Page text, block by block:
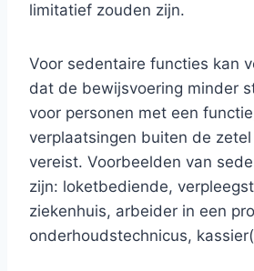
limitatief zouden zijn.
Voor sedentaire functies kan
dat de bewijsvoering minder
voor personen met een
verplaatsingen buiten de
vereist. Voorbeelden van
zijn: loketbediende,
ziekenhuis, arbeider in een
onderhoudstechnicus,